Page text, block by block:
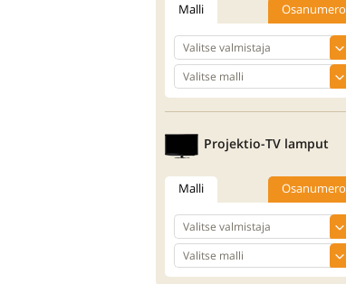
Malli Osanumero
Projektio-TV lamput
Malli Osanumero